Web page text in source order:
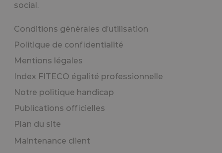
social.
Conditions générales d’utilisation
Politique de confidentialité
Mentions légales
Index FITECO égalité professionnelle
Notre politique handicap
Publications officielles
Plan du site
Maintenance client